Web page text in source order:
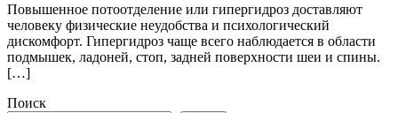
Повышенное потоотделение или гипергидроз доставляют
человеку физические неудобства и психологический
дискомфорт. Гипергидроз чаще всего наблюдается в области
подмышек, ладоней, стоп, задней поверхности шеи и спины.
[…]
Поиск